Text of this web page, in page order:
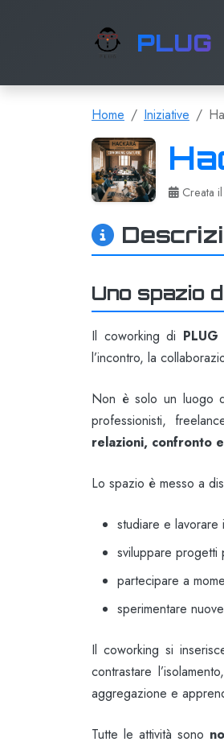
PLUG
Home Iniziative
Creata
Uno spazio
Il coworking di PLUG
l’incontro, la
Non è solo un luogo
professionisti,
relazioni, confronto
Lo spazio è messo a
studiare e lavorare
sviluppare progetti
partecipare a
sperimentare
Il coworking si
contrastare
aggregazione e
Tutte le attività sono